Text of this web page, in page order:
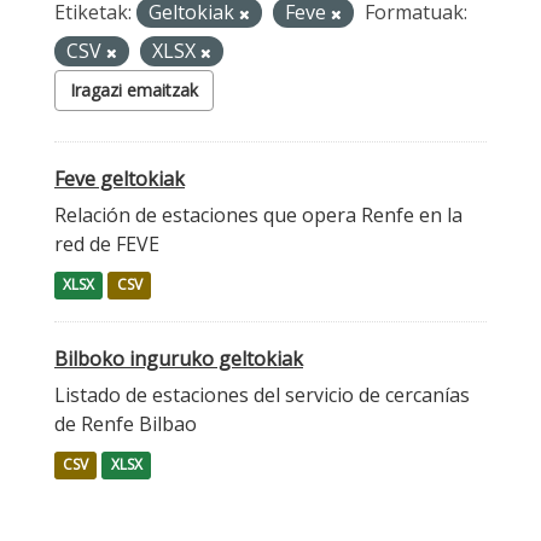
Etiketak: Geltokiak Feve
Formatuak:
CSV
XLSX
Iragazi emaitzak
Feve geltokiak
Relación de estaciones que opera Renfe en la
red de FEVE
XLSX CSV
Bilboko inguruko geltokiak
Listado de estaciones del servicio de cercanías
de Renfe Bilbao
CSV XLSX